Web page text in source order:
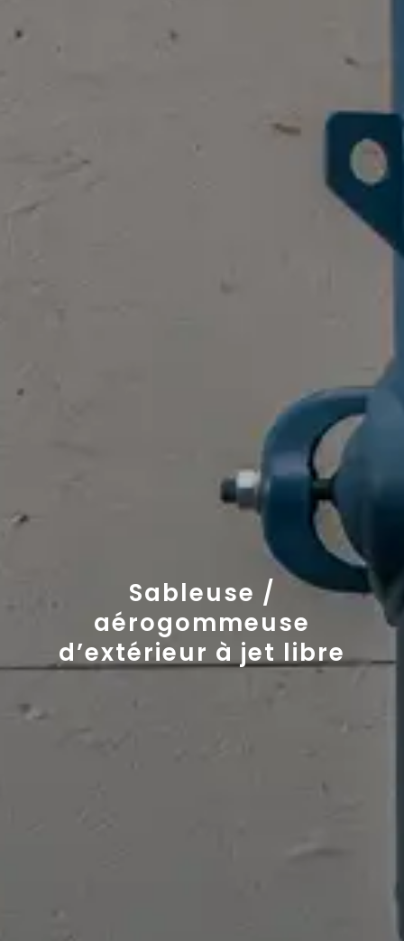
Sableuse /
aérogommeuse
d’extérieur à jet libre